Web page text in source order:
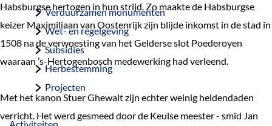
Verduurzamen monumenten
Wet- en regelgeving
Subsidies
Herbestemming
Projecten
Habsburgse hertogen in hun strijd. Zo maakte de Habsburgse
keizer Maximiliaan van Oostenrijk zijn blijde inkomst in de stad in
1508 na de verwoesting van het Gelderse slot Poederoyen
waaraan ’s-Hertogenbosch medewerking had verleend.
Met het kanon Stuer Ghewalt zijn echter weinig heldendaden
verricht. Het werd gesmeed door de Keulse meester - smid Jan